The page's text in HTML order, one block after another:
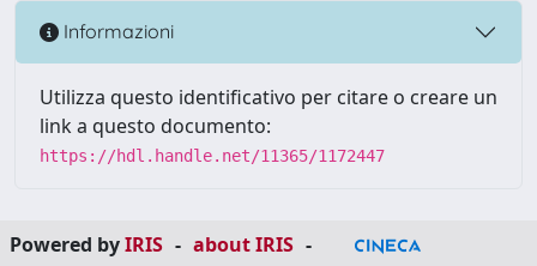
Informazioni
Utilizza questo identificativo per citare o creare un
link a questo documento:
https://hdl.handle.net/11365/1172447
Powered byIRIS - about IRIS -